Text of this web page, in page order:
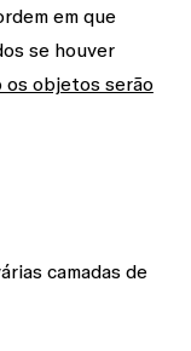
em que
se houver
os objetos serão
camadas de